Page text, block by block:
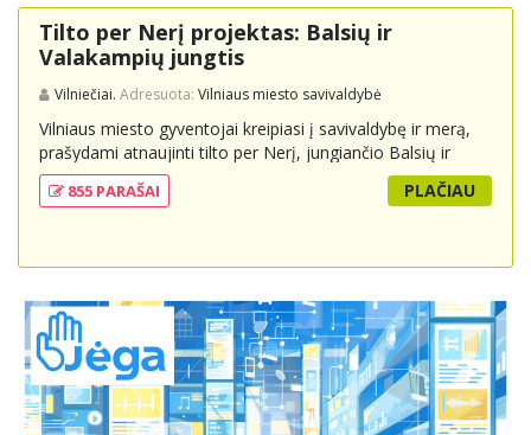
Tilto per Nerį projektas: Balsių ir
Valakampių jungtis
Vilniečiai. Adresuota: Vilniaus miesto savivaldybė
Vilniaus miesto gyventojai kreipiasi į savivaldybę ir merą,
prašydami atnaujinti tilto per Nerį, jungiančio Balsių ir
Valakampių kryptis, projektą ir įtraukti jį į miesto
strateginius susisiekimo planus. Šis tiltas ne tik padėtų
suteikdamas daugiau susisiekimo galimybių tiek
dviratininkams. Gyventojai ragina atlikti techninę,
ekonominę ir transporto analizę, organizuoti viešas
konsultacijas ir integruoti projektą į ilgalaikius miesto
planus, siekiant užtikrinti transporto sistemos patikimumą
ir prisitaikymą prie sparčiai augančio miesto poreikių.
855 PARAŠAI PLAČIAU